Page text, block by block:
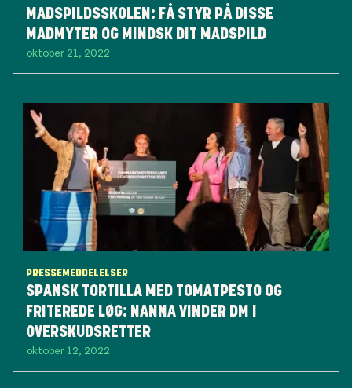
MADSPILDSSKOLEN: FÅ STYR PÅ DISSE
MADMYTER OG MINDSK DIT MADSPILD
oktober 21, 2022
PRESSEMEDDELELSER
SPANSK TORTILLA MED TOMATPESTO OG
FRITEREDE LØG: NANNA VINDER DM I
OVERSKUDSRETTER
oktober 12, 2022